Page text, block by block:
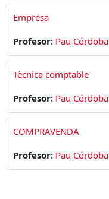
Empresa
Profesor: Pau Córdoba
Tècnica comptable
Profesor: Pau Córdoba
COMPRAVENDA
Profesor: Pau Córdoba